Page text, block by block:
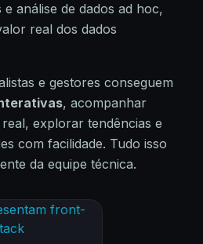
análise de dados ad hoc,
real dos dados
e gestores conseguem
, acompanhar
explorar tendências e
com facilidade. Tudo isso
da equipe técnica.